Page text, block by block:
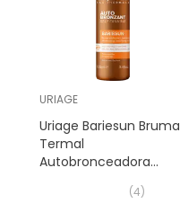
URIAGE
Uriage Bariesun Bruma
Termal
Autobronceadora
(4)